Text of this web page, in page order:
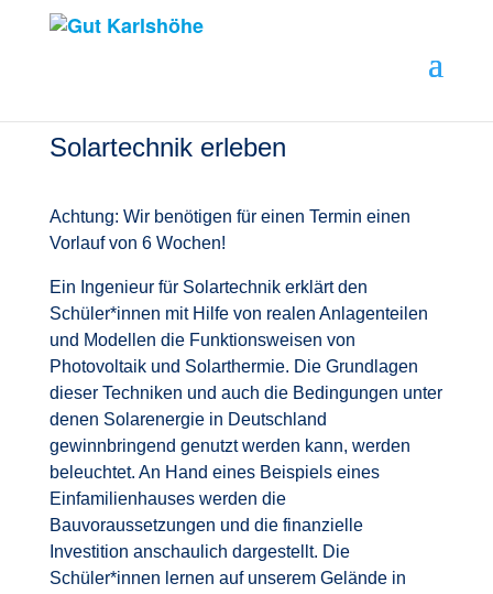
Solartechnik erleben
Achtung: Wir benötigen für einen Termin einen
Vorlauf von 6 Wochen!
Ein Ingenieur für Solartechnik erklärt den
Schüler*innen mit Hilfe von realen Anlagenteilen
und Modellen die Funktionsweisen von
Photovoltaik und Solarthermie. Die Grundlagen
dieser Techniken und auch die Bedingungen unter
denen Solarenergie in Deutschland
gewinnbringend genutzt werden kann, werden
beleuchtet. An Hand eines Beispiels eines
Einfamilienhauses werden die
Bauvoraussetzungen und die finanzielle
Investition anschaulich dargestellt. Die
Schüler*innen lernen auf unserem Gelände in